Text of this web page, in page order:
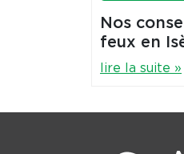
Nos
feux en
lire la suite »